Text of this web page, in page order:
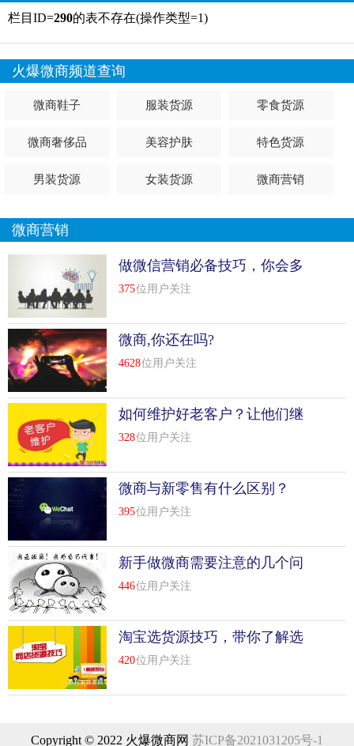
栏目ID=290的表不存在(操作类型=1)
火爆微商频道查询
微商鞋子 服装货源 零食货源
微商奢侈品 美容护肤 特色货源
男装货源 女装货源 微商营销
微商营销
做微信营销必备技巧，你会多
少
375位用户关注
微商,你还在吗?
4628位用户关注
如何维护好老客户？让他们继
续买单
328位用户关注
微商与新零售有什么区别？
395位用户关注
新手做微商需要注意的几个问
题
446位用户关注
淘宝选货源技巧，带你了解选
货源几个事项
420位用户关注
Copyright © 2022 火爆微商网 苏ICP备2021031205号-1